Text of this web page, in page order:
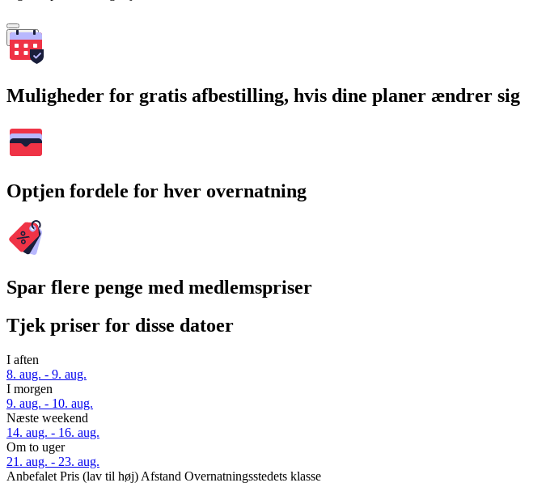
Søg
Muligheder for gratis afbestilling, hvis dine planer ændrer sig
Optjen fordele for hver overnatning
Spar flere penge med medlemspriser
Tjek priser for disse datoer
I aften
8. aug. - 9. aug.
I morgen
9. aug. - 10. aug.
Næste weekend
14. aug. - 16. aug.
Om to uger
21. aug. - 23. aug.
Anbefalet Pris (lav til høj) Afstand Overnatningsstedets klasse